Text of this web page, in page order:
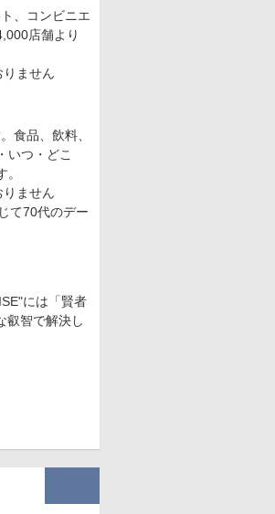
、コンビニエ
店舗より
ません
食品、飲料、
いつ・どこ
ません
て70代のデー
には「賢者
叡智で解決し